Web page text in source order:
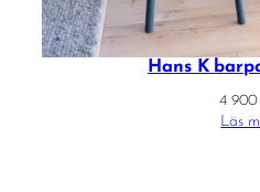
Hans K
4 900
Läs